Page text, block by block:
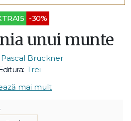
-30%
unui munte
Pascal Bruckner
Trei
mai mult